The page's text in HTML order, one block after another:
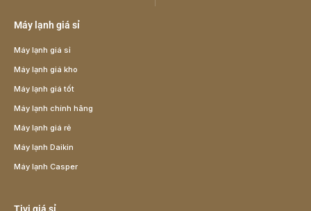
Máy lạnh giá sỉ
Máy lạnh giá sỉ
Máy lạnh giá kho
Máy lạnh giá tốt
Máy lạnh chính hãng
Máy lạnh giá rẻ
Máy lạnh Daikin
Máy lạnh Casper